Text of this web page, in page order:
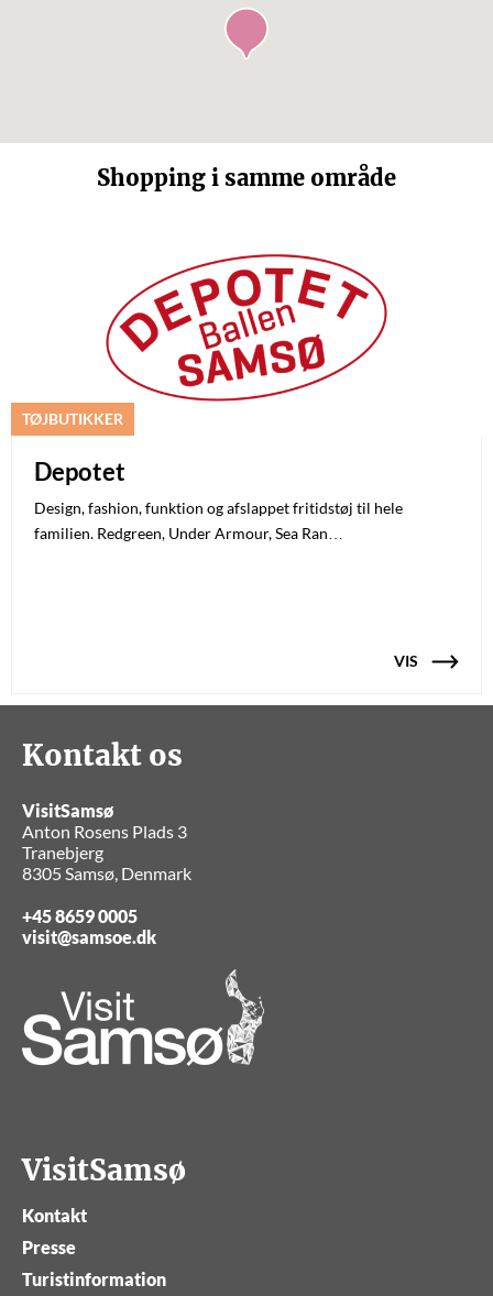
Shopping i samme område
TØJBUTIKKER
Depotet
Design, fashion, funktion og afslappet fritidstøj til hele
familien. Redgreen, Under Armour, Sea Ran…
VIS
Kontakt os
VisitSamsø
Anton Rosens Plads 3
Tranebjerg
8305 Samsø, Denmark
+45 8659 0005
visit@samsoe.dk
VisitSamsø
Kontakt
Presse
Turistinformation